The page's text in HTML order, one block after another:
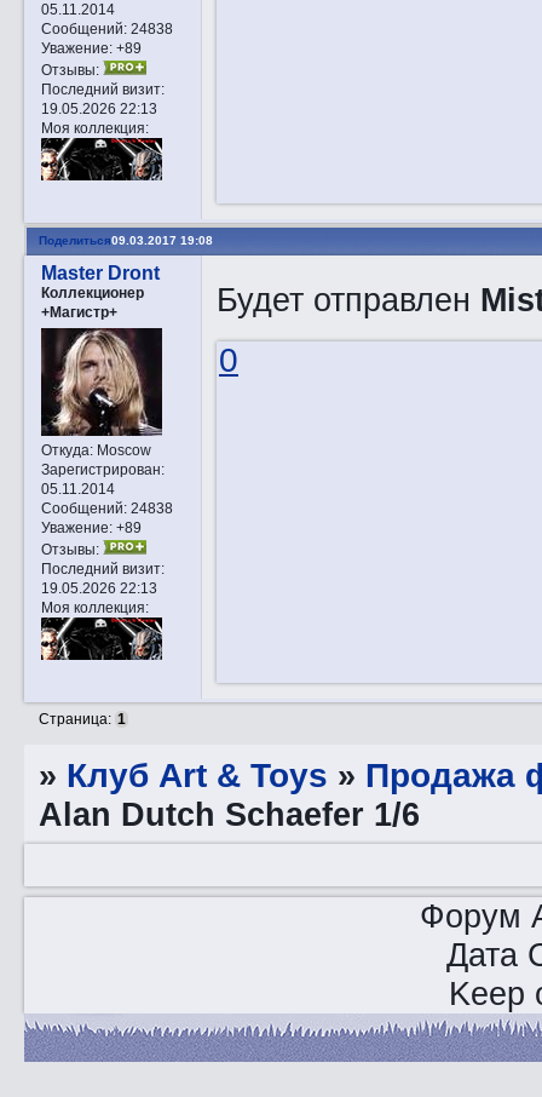
05.11.2014
Сообщений:24838
Уважение: +89
Отзывы:
Последний визит:
19.05.2026 22:13
Моя коллекция:
Поделиться09.03.2017 19:08
Master Dront
Коллекционер
+Магистр+
Откуда:Moscow
Зарегистрирован:
05.11.2014
Сообщений:24838
Уважение: +89
Отзывы:
Последний визит:
19.05.2026 22:13
Моя коллекция:
Будет отправлен
0
Страница: 1
» Клуб Art & Toys » Продажа
Alan Dutch Schaefer 1/6
Форум
Дата
Keep